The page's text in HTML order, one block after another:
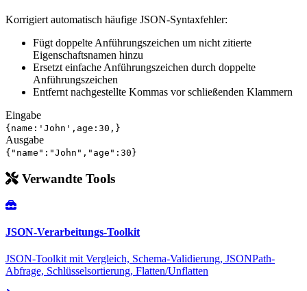
Korrigiert automatisch häufige JSON-Syntaxfehler:
Fügt doppelte Anführungszeichen um nicht zitierte
Eigenschaftsnamen hinzu
Ersetzt einfache Anführungszeichen durch doppelte
Anführungszeichen
Entfernt nachgestellte Kommas vor schließenden Klammern
Eingabe
{name:'John',age:30,}
Ausgabe
{"name":"John","age":30}
Verwandte Tools
JSON-Verarbeitungs-Toolkit
JSON-Toolkit mit Vergleich, Schema-Validierung, JSONPath-
Abfrage, Schlüsselsortierung, Flatten/Unflatten